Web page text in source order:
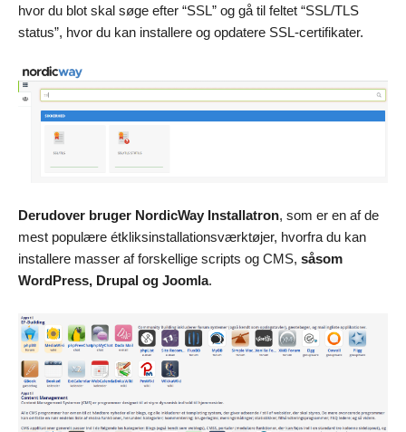
hvor du blot skal søge efter “SSL” og gå til feltet “SSL/TLS
status”, hvor du kan installere og opdatere SSL-certifikater.
Derudover bruger NordicWay Installatron, som er en af de
mest populære étkliksinstallationsværktøjer, hvorfra du kan
installere masser af forskellige scripts og CMS, såsom
WordPress, Drupal og Joomla.